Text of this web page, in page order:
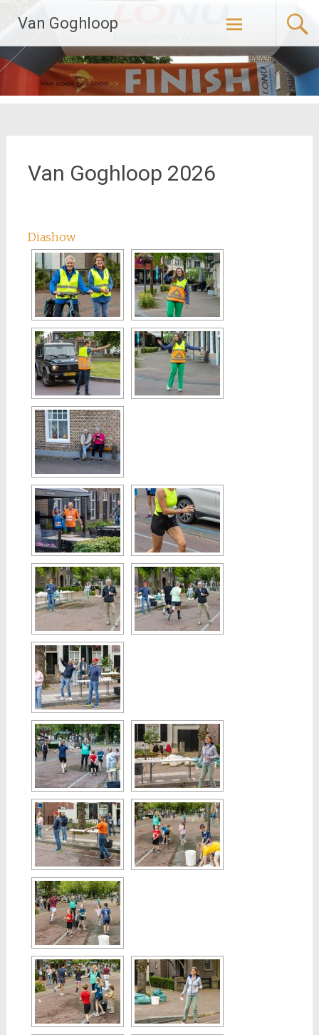
inhoud
springen
Van Goghloop
Van Goghloop 2026
Diashow